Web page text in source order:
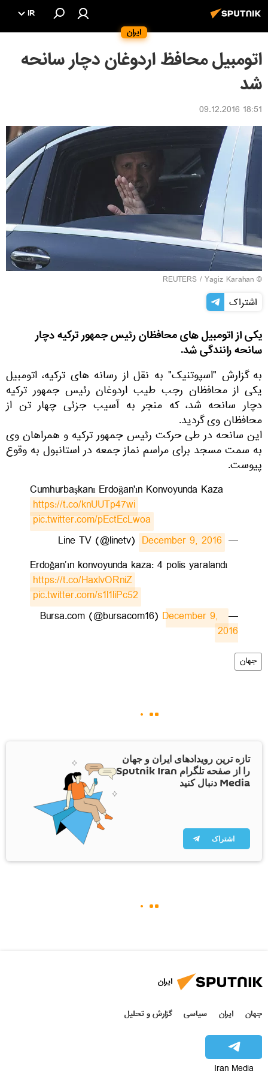
ایران
IR
اتومبیل محافظ اردوغان دچار سانحه
شد
18:51 09.12.2016
©
REUTERS / Yagiz Karahan
اشتراک
یکی از اتومبیل های محافظان رئیس جمهور ترکیه دچار
سانحه رانندگی شد.
به گزارش "اسپوتنیک" به نقل از رسانه های ترکیه، اتومبیل
یکی از محافظان رجب طیب اردوغان رئیس جمهور ترکیه
دچار سانحه شد، که منجر به آسیب جزئی چهار تن از
محافظان وی گردید.
این سانحه در طی حرکت رئیس جمهور ترکیه و همراهان وی
به سمت مسجد برای مراسم نماز جمعه در استانبول به وقوع
پیوست.
Cumhurbaşkanı Erdoğan'ın Konvoyunda Kaza
https://t.co/knUUTp47wi
pic.twitter.com/pEctEcLwoa
— Line TV (@linetv)
December 9, 2016
Erdoğan’ın konvoyunda kaza: 4 polis yaralandı
https://t.co/HaxlvORniZ
pic.twitter.com/s1l1liPc52
— Bursa.com (@bursacom16)
December 9,
2016
جهان
تازه ترین رویدادهای ایران و جهان
را از صفحه تلگرام Sputnik Iran
Media دنبال کنید
اشتراک
ایران
جهان ایران سیاسی گزارش و تحلیل
Iran Media